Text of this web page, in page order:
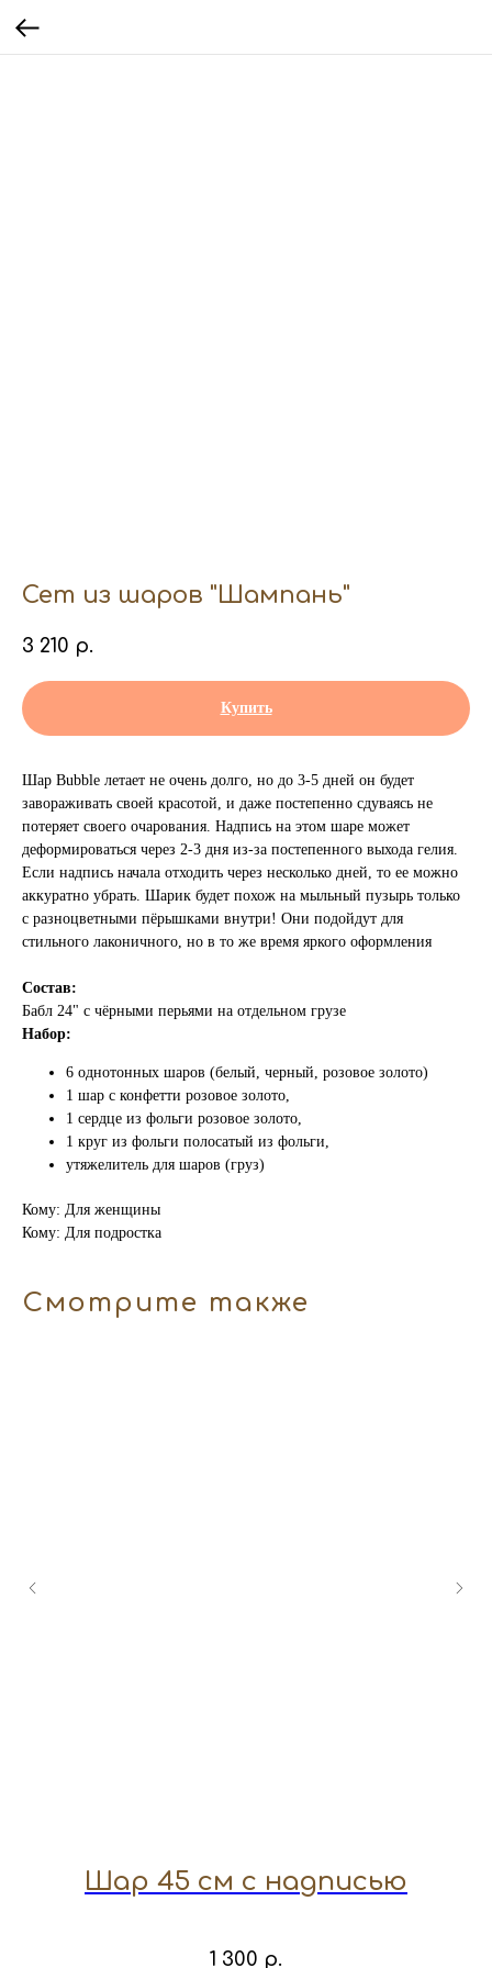
Сет из шаров "Шампань"
3 210 р.
Купить
Шар Bubble летает не очень долго, но до 3-5 дней он будет
завораживать своей красотой, и даже постепенно сдуваясь не
потеряет своего очарования. Надпись на этом шаре может
деформироваться через 2-3 дня из-за постепенного выхода гелия.
Если надпись начала отходить через несколько дней, то ее можно
аккуратно убрать. Шарик будет похож на мыльный пузырь только
с разноцветными пёрышками внутри! Они подойдут для
стильного лаконичного, но в то же время яркого оформления
Состав:
Бабл 24" с чёрными перьями на отдельном грузе
Набор:
6 однотонных шаров (белый, черный, розовое золото)
1 шар с конфетти розовое золото,
1 сердце из фольги розовое золото,
1 круг из фольги полосатый из фольги,
утяжелитель для шаров (груз)
Кому: Для женщины
Кому: Для подростка
Смотрите также
Шар 45 см с надписью
1 300 р.